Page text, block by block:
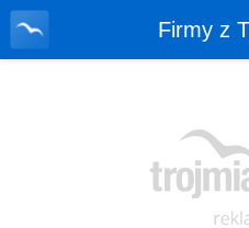
Firmy z